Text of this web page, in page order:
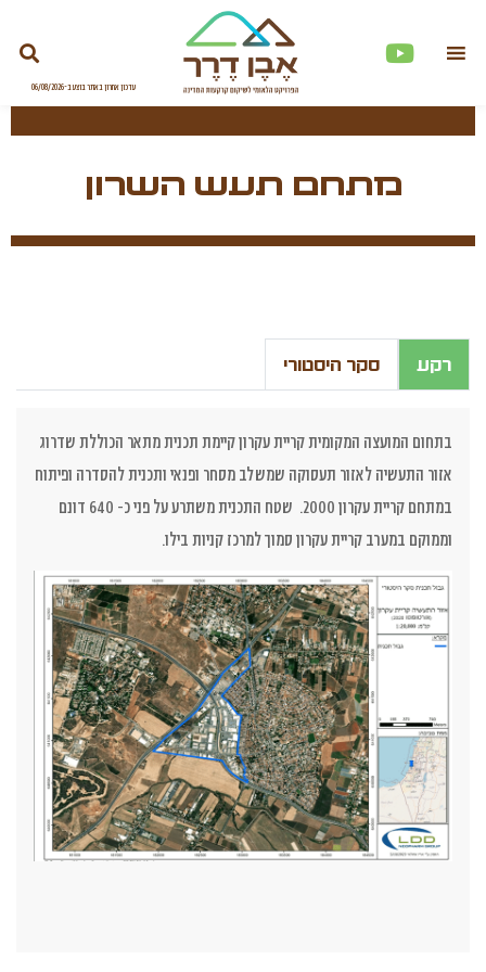
מתחם תעש השרון
רקע סקר היסטורי
בתחום המועצה המקומית קריית עקרון קיימת תכנית מתאר הכוללת שדרוג
אזור התעשיה לאזור תעסוקה שמשלב מסחר ופנאי ותכנית להסדרה ופיתוח
במתחם קריית עקרון 2000. שטח התכנית משתרע על פני כ- 640 דונם
וממוקם במערב קריית עקרון סמוך למרכז קניות בילו.